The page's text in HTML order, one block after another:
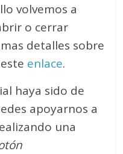
volvemos a
o cerrar
detalles sobre
enlace.
haya sido de
apoyarnos a
una